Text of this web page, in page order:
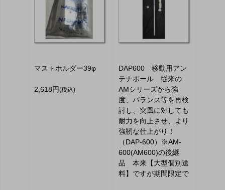
マストホルダー39φ
2,618円(税込)
DAP600 移動用アン
テナポール 従来の
AMシリーズから強
度、バランス等を再検
討し、突風に対しても
耐力を向上させ、より
強靭な仕上がり！
（DAP-600）※AM-
600(AM600)の後継
品 本来【大型個別送
料】ですが期間限定で